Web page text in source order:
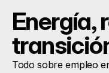
Energía,
Todo sobre empleo